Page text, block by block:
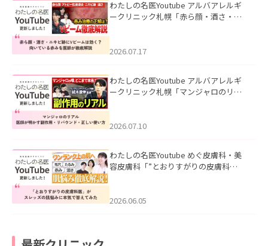
わたしの名医Youtube アルバアレルギ
ークリニック札幌「赤ら顔・酒さ・ニ
した。
2026.07.17
わたしの名医Youtube アルバアレルギ
ークリニック札幌「マンジャロのリア
た。
2026.07.10
わたしの名医Youtube めぐ皮膚科・美
容皮膚科「”とおりすがりの皮膚科
2026.06.05